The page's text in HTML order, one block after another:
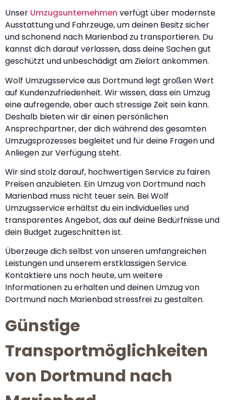
Unser Umzugsunternehmen verfügt über modernste
Ausstattung und Fahrzeuge, um deinen Besitz sicher
und schonend nach Marienbad zu transportieren. Du
kannst dich darauf verlassen, dass deine Sachen gut
geschützt und unbeschädigt am Zielort ankommen.
Wolf Umzugsservice aus Dortmund legt großen Wert
auf Kundenzufriedenheit. Wir wissen, dass ein Umzug
eine aufregende, aber auch stressige Zeit sein kann.
Deshalb bieten wir dir einen persönlichen
Ansprechpartner, der dich während des gesamten
Umzugsprozesses begleitet und für deine Fragen und
Anliegen zur Verfügung steht.
Wir sind stolz darauf, hochwertigen Service zu fairen
Preisen anzubieten. Ein Umzug von Dortmund nach
Marienbad muss nicht teuer sein. Bei Wolf
Umzugsservice erhältst du ein individuelles und
transparentes Angebot, das auf deine Bedürfnisse und
dein Budget zugeschnitten ist.
Überzeuge dich selbst von unseren umfangreichen
Leistungen und unserem erstklassigen Service.
Kontaktiere uns noch heute, um weitere
Informationen zu erhalten und deinen Umzug von
Dortmund nach Marienbad stressfrei zu gestalten.
Günstige
Transportmöglichkeiten
von Dortmund nach